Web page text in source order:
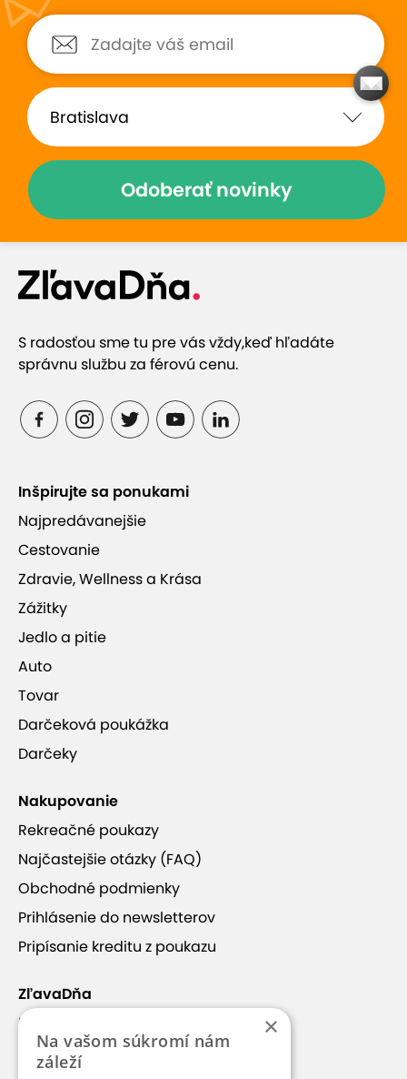
Odoberať novinky
S radosťou sme tu pre vás vždy,keď hľadáte
správnu službu za férovú cenu.
Inšpirujte sa ponukami
Najpredávanejšie
Cestovanie
Zdravie, Wellness a Krása
Zážitky
Jedlo a pitie
Auto
Tovar
Darčeková poukážka
Darčeky
Nakupovanie
Rekreačné poukazy
Najčastejšie otázky (FAQ)
Obchodné podmienky
Prihlásenie do newsletterov
Pripísanie kreditu z poukazu
ZľavaDňa
Náš príbeh
Kontakt
×
Na vašom súkromí nám
záleží